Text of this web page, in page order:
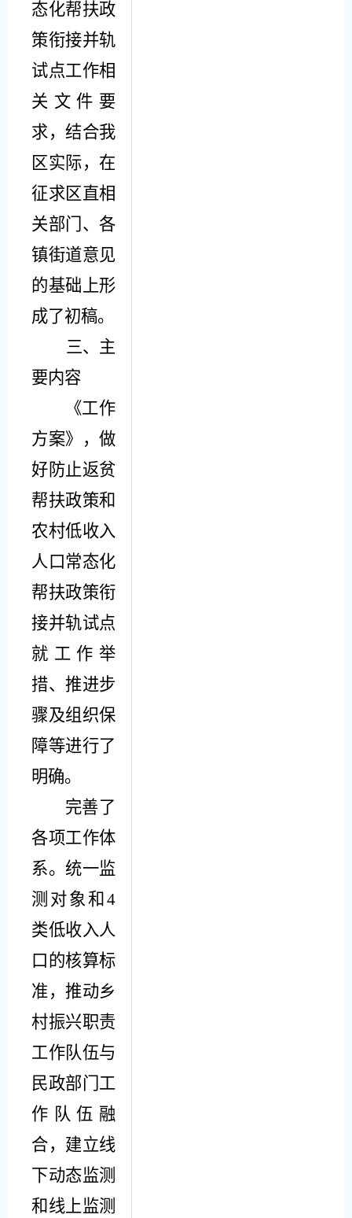
态化帮扶政
策衔接并轨
试点工作相
关文件要
求，结合我
区实际，在
征求区直相
关部门、各
镇街道意见
的基础上形
成了初稿。
三、主
要内容
《工作
方案》
，做
好防止返贫
帮扶政策和
农村低收入
人口常态化
帮扶政策衔
接并轨试点
就工作举
措、推进步
骤及组织保
障等进行了
明确。
完善了
各项工作体
系。统一监
测对象和 4
类低收入人
口的核算标
准，推动乡
村振兴职责
工作队伍与
民政部门工
作队伍融
合，建立线
下动态监测
和线上监测